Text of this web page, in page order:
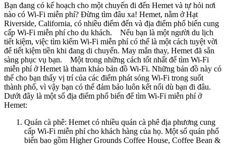
Bạn đang có kế hoạch cho một chuyến đi đến Hemet và tự hỏi nơi
nào có Wi-Fi miễn phí? Đừng tìm đâu xa! Hemet, nằm ở Hạt
Riverside, California, có nhiều điểm đến và địa điểm phổ biến cung
cấp Wi-Fi miễn phí cho du khách. Nếu bạn là một người du lịch
tiết kiệm, việc tìm kiếm Wi-Fi miễn phí có thể là một cách tuyệt vời
để tiết kiệm tiền khi đang di chuyển. May mắn thay, Hemet đã sẵn
sàng phục vụ bạn. Một trong những cách tốt nhất để tìm Wi-Fi
miễn phí ở Hemet là tham khảo bản đồ Wi-Fi. Những bản đồ này có
thể cho bạn thấy vị trí của các điểm phát sóng Wi-Fi trong suốt
thành phố, vì vậy bạn có thể đảm bảo luôn kết nối dù bạn đi đâu.
Dưới đây là một số địa điểm phổ biến để tìm Wi-Fi miễn phí ở
Hemet:
Quán cà phê: Hemet có nhiều quán cà phê địa phương cung
cấp Wi-Fi miễn phí cho khách hàng của họ. Một số quán phổ
biến bao gồm Higher Grounds Coffee House, Coffee Bean &